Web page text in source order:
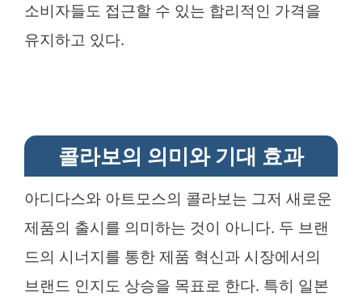
소비자들도 접근할 수 있는 합리적인 가격을
유지하고 있다.
콜라보의 의미와 기대 효과
아디다스와 아트모스의 콜라보는 그저 새로운
제품의 출시를 의미하는 것이 아니다. 두 브랜
드의 시너지를 통한 제품 혁신과 시장에서의
브랜드 인지도 상승을 목표로 한다. 특히 일본